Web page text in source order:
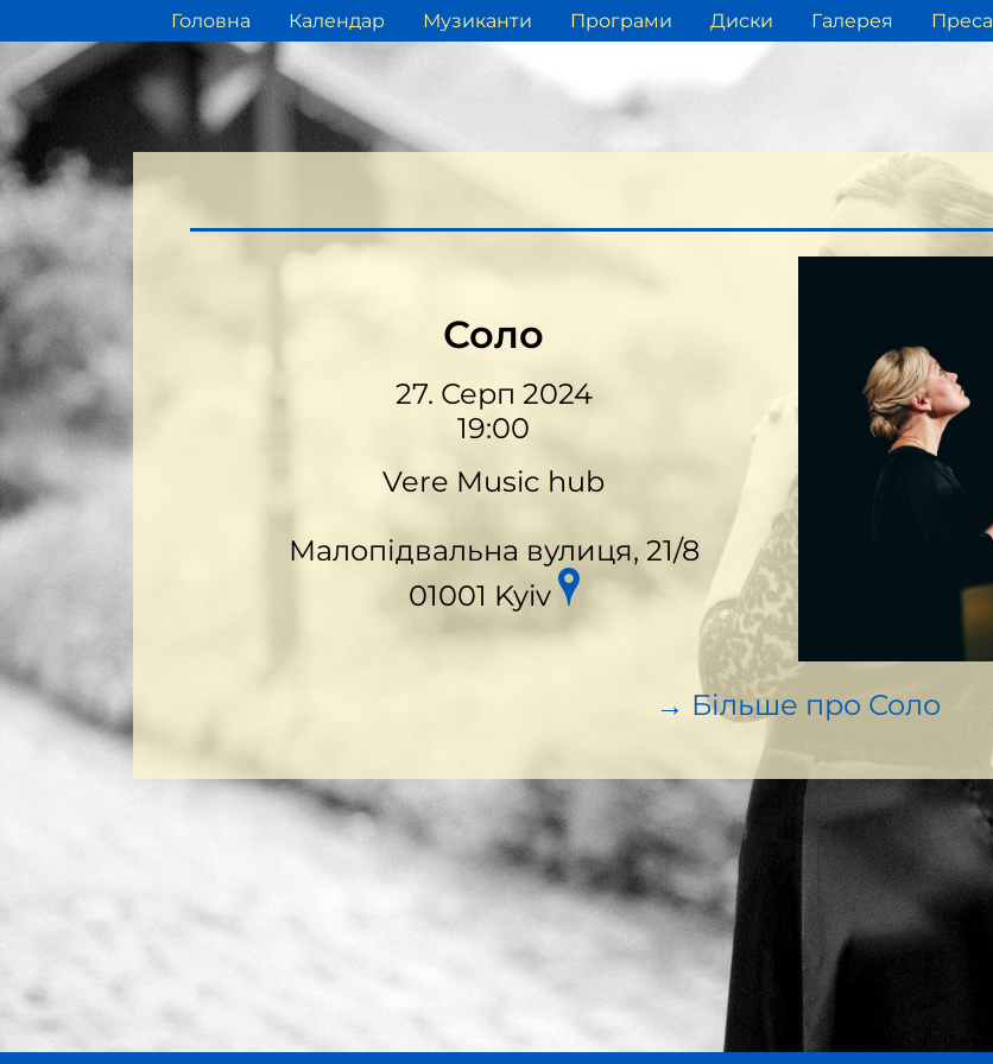
Головна Календар Музиканти Програми Диски Галерея Преса
Соло
27. Серп 2024
19:00
Vere Music hub
Малопідвальна вулиця, 21/8
01001 Kyiv
→ Більше про Соло